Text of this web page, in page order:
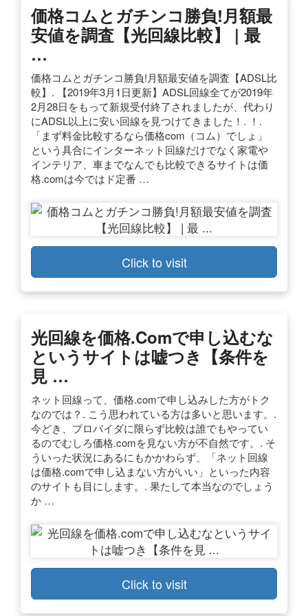
価格コムとガチンコ勝負!月額最
安値を調査【光回線比較】 | 最
…
価格コムとガチンコ勝負!月額最安値を調査【ADSL比
較】. 【2019年3月1日更新】ADSL回線全てが2019年
2月28日をもって新規受付終了されましたが、代わり
にADSL以上に安い回線を見つけてきました！. ！.
「まず料金比較するなら価格com（コム）でしょ」
という具合にインターネット回線だけでなく家電や
インテリア、車までなんでも比較できるサイトは価
格.comは今ではド定番 …
Click to visit
光回線を価格.comで申し込むな
というサイトは嘘つき【条件を
見 …
ネット回線って、価格.comで申し込みした方がトク
なのでは？. こう思われている方は多いと思います。.
今どき、プロバイダに限らず比較は誰でもやってい
るのでむしろ価格.comを見ない方が不自然です。. そ
ういった状況にあるにもかかわらず、「ネット回線
は価格.comで申し込まない方がいい」といった内容
のサイトも目にします。. 果たして本当なのでしょう
か …
Click to visit